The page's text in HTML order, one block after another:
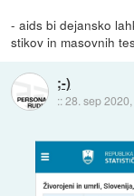
- aids bi dejansko
stikov in masovnih
;-)
::28. sep 2020,